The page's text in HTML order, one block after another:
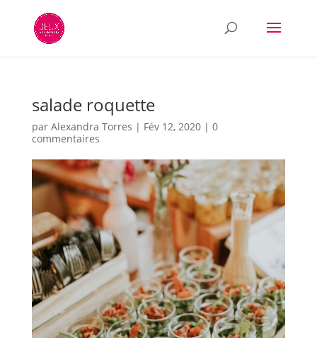
salade roquette
par Alexandra Torres | Fév 12, 2020| 0
commentaires